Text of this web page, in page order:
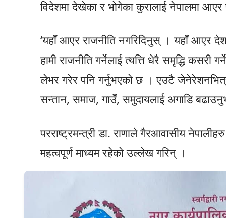
विदेशमा देखेका र भोगेका कुरालाई नेपालमा
‘यहाँ आएर राजनीति नगरिदिनुस् । यहाँ आएर
हामी राजनीति गर्नेलाई त्यत्ति धेरै समृद्धि
लेभर गरेर पनि गर्नुभएको छ । एउटै
सन्तान, समाज, गाउँ, समुदायलाई अगाडि
परराष्ट्रमन्त्री डा. राणाले गैरआवासीय
महत्वपूर्ण माध्यम रहेको उल्लेख गरिन् ।